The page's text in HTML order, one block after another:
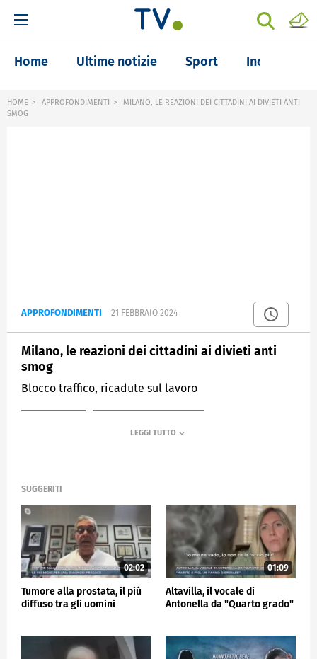
Home Ultime notizie Sport Inchieste
HOME APPROFONDIMENTI
MILANO, LE REAZIONI DEI CITTADINI AI DIVIETI ANTI
SMOG
APPROFONDIMENTI 21 FEBBRAIO 2024
Milano, le reazioni dei cittadini ai divieti anti
smog
Blocco traffico, ricadute sul lavoro
SUGGERITI
02:02
Tumore alla prostata, il più
diffuso tra gli uomini
01:09
Altavilla, il vocale di
Antonella da "Quarto grado"